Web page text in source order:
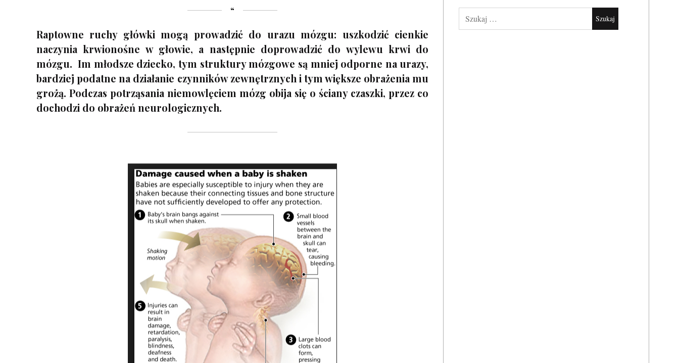
Raptowne ruchy główki mogą prowadzić do urazu mózgu: uszkodzić cienkie
naczynia krwionośne w głowie, a następnie doprowadzić do wylewu krwi do
mózgu. Im młodsze dziecko, tym struktury mózgowe są mniej odporne na urazy,
bardziej podatne na działanie czynników zewnętrznych i tym większe obrażenia mu
grożą. Podczas potrząsania niemowlęciem mózg obija się o ściany czaszki, przez co
dochodzi do obrażeń neurologicznych.